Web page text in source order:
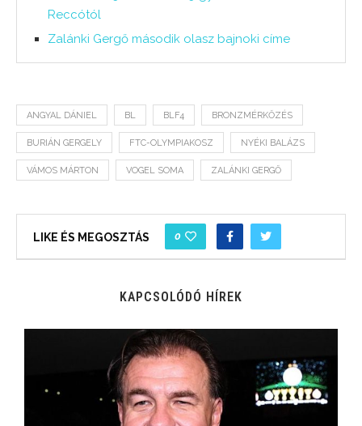
Reccótól
Zalánki Gergő második olasz bajnoki címe
ANGYAL DÁNIEL BL BLF4 BRONZMÉRKŐZÉS
BURIÁN GERGELY FTC-OLYMPIAKOSZ NYÉKI BALÁZS
VÁMOS MÁRTON VOGEL SOMA ZALÁNKI GERGŐ
LIKE ÉS MEGOSZTÁS 0
KAPCSOLÓDÓ HÍREK